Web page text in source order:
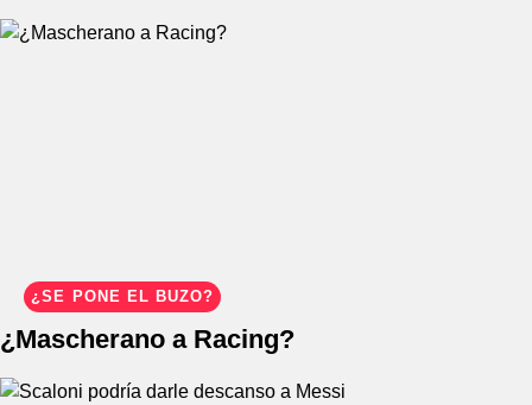
¿SE PONE EL BUZO?
¿Mascherano a Racing?